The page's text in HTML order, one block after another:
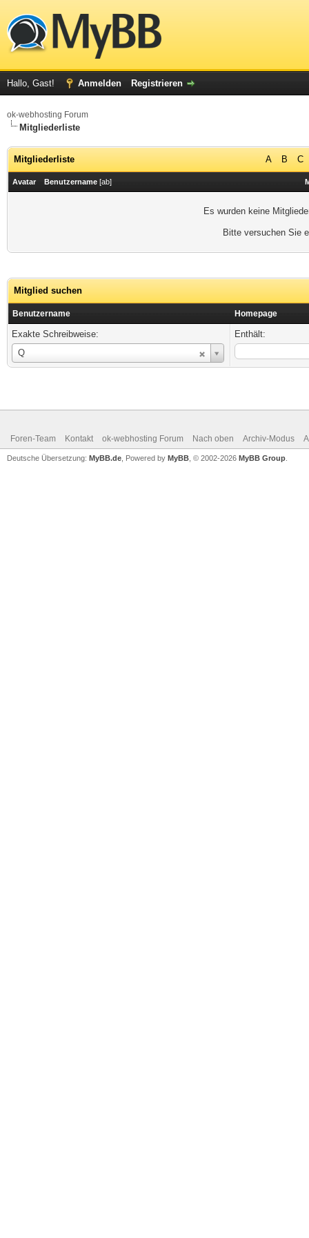
Hallo, Gast! Anmelden Registrieren
ok-webhosting Forum
Mitgliederliste
A B C
Mitgliederliste
Avatar Benutzername [ab]
Es wurden keine
Bitte versuchen Sie
Mitglied suchen
Benutzername Homepage
Exakte Schreibweise:
Q
Benutzername
Enthält:
Foren-Team Kontakt ok-webhosting Forum Nach oben Archiv-Modus
Deutsche Übersetzung: MyBB.de , Powered by MyBB , © 2002-2026 MyBB Group